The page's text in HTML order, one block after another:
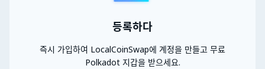
등록하다
즉시 가입하여 LocalCoinSwap에 계정을 만들고 무료
Polkadot 지갑을 받으세요.